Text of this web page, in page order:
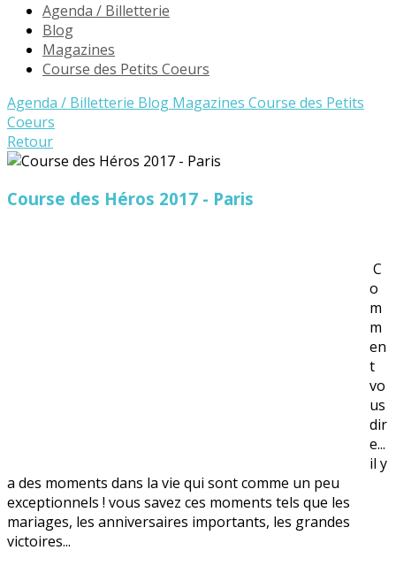
Agenda / Billetterie
Blog
Magazines
Course des Petits Coeurs
Agenda / Billetterie Blog Magazines Course des Petits
Coeurs
Retour
Course des Héros 2017 - Paris
C
o
m
m
en
t
vo
us
dir
e...
il y
a des moments dans la vie qui sont comme un peu
exceptionnels ! vous savez ces moments tels que les
mariages, les anniversaires importants, les grandes
victoires...